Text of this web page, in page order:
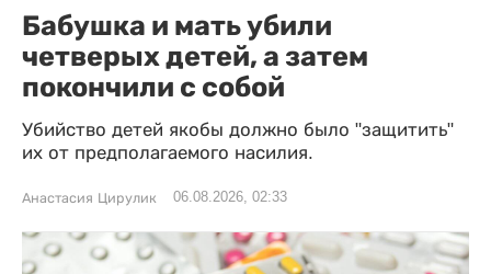
Бабушка и мать убили
четверых детей, а затем
покончили с собой
Убийство детей якобы должно было "защитить"
их от предполагаемого насилия.
Анастасия Цирулик 06.08.2026, 02:33